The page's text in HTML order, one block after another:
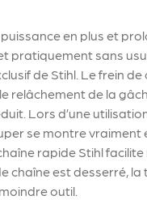
en plus et
pratiquement sans
de Stihl. Le frein
relâchement de la
Lors d’une
se montre vraiment
rapide Stihl
chaîne est desserré,
outil.